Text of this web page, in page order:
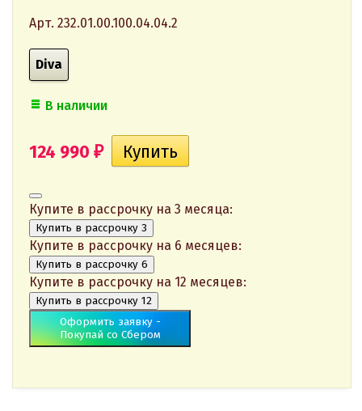
Арт. 232.01.00.100.04.04.2
Diva
В наличии
124 990 ₽
Купите в рассрочку на 3 месяца:
Купить в рассрочку 3
Купите в рассрочку на 6 месяцев:
Купить в рассрочку 6
Купите в рассрочку на 12 месяцев:
Купить в рассрочку 12
Оформить заявку -
Покупай со Сбером